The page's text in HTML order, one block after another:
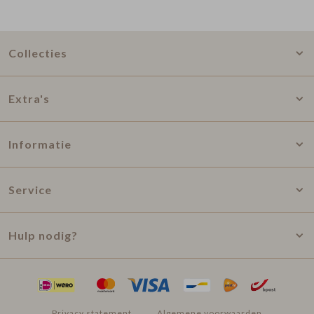
Collecties
Extra's
Informatie
Service
Hulp nodig?